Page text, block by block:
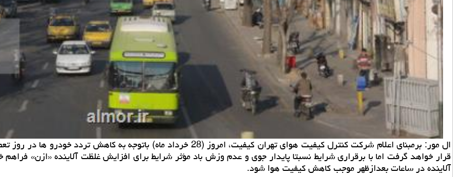
ال مور: برمبنای اعلام شركت كنترل كیفیت هوای تهران كیفیت، امروز (28 خرداد ماه)
قرار خواهد گرفت اما با برقراری شرایط نسبتا پایدار جوی و عدم وزش باد مؤثر شرایط برای افزایش غلظت آلاینده «ازن»
آلاینده در ساعات بعدازظهر موجب كاهش كیفیت هوا شود.